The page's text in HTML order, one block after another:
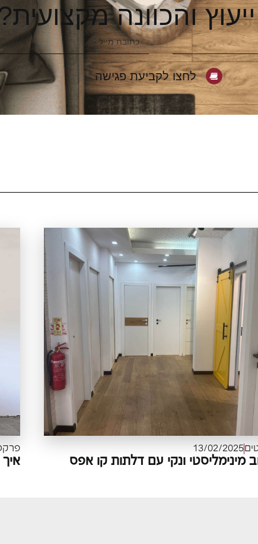
והכוונה
לחצו לקביעת פגישה
13/02/2025
מינימליסטי ונקי עם דלתות קו אפס